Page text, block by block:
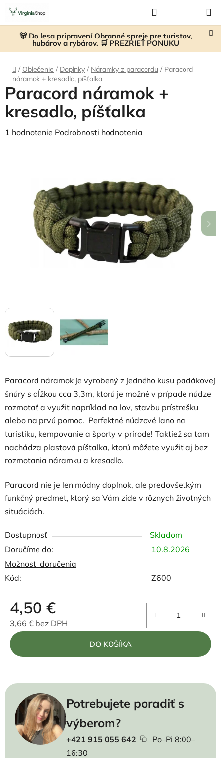
Prejsť
obsah
🐻 Do lesa pripravení Obranné spreje pre turistov,
hubárov a rybárov. 🛒 PREZRIEŤ PONUKU
KOŠÍK
Domov
/ Oblečenie / Doplnky / Náramky z paracordu / Paracord
náramok + kresadlo, píšťalka
Paracord náramok je vyrobený z jedného kusu padákovej
šnúry s dĺžkou cca 3,3m, ktorú je možné v prípade núdze
rozmotať a využiť napríklad na lov, stavbu prístrešku
alebo na prvú pomoc. Perfektné núdzové lano na
turistiku, kempovanie a športy v prírode! Taktiež sa tam
nachádza plastová píšťalka, ktorú môžete využiť aj bez
rozmotania náramku a kresadlo.
Paracord nie je len módny doplnok, ale predovšetkým
funkčný predmet, ktorý sa Vám zíde v rôznych životných
situáciách.
Dostupnosť
Skladom
10.8.2026
Možnosti doručenia
Kód:
Z600
4,50 €
3,66 € bez DPH
Jednotková cena:
DO KOŠÍKA
Potrebujete poradiť s
výberom?
+421 915 055 642
Po–Pi 8:00–
16:30
Paracord náramok +
kresadlo, píšťalka
Priemerné
hviezdičiek.
1 hodnotenie Podrobnosti hodnotenia